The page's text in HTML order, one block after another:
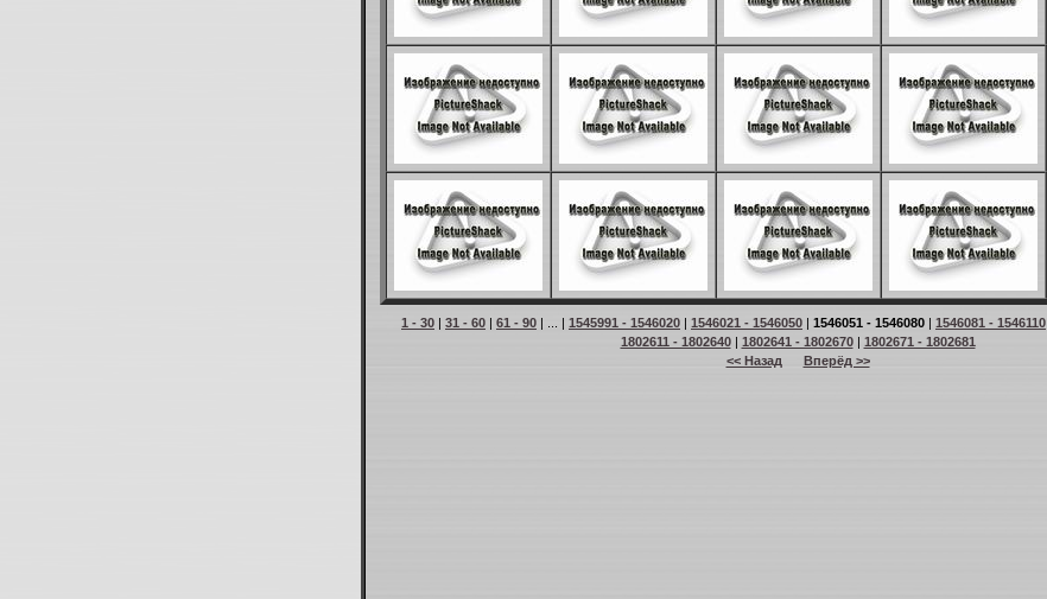
1 - 30 | 31 - 60 | 61 - 90 | ... | 1545991 - 1546020 | 1546021 - 1546050 | 1546051 - 1546080 | 1546081 - 1546110
1802611 - 1802640| 1802641 - 1802670| 1802671 - 1802681
<< Назад
Вперёд >>